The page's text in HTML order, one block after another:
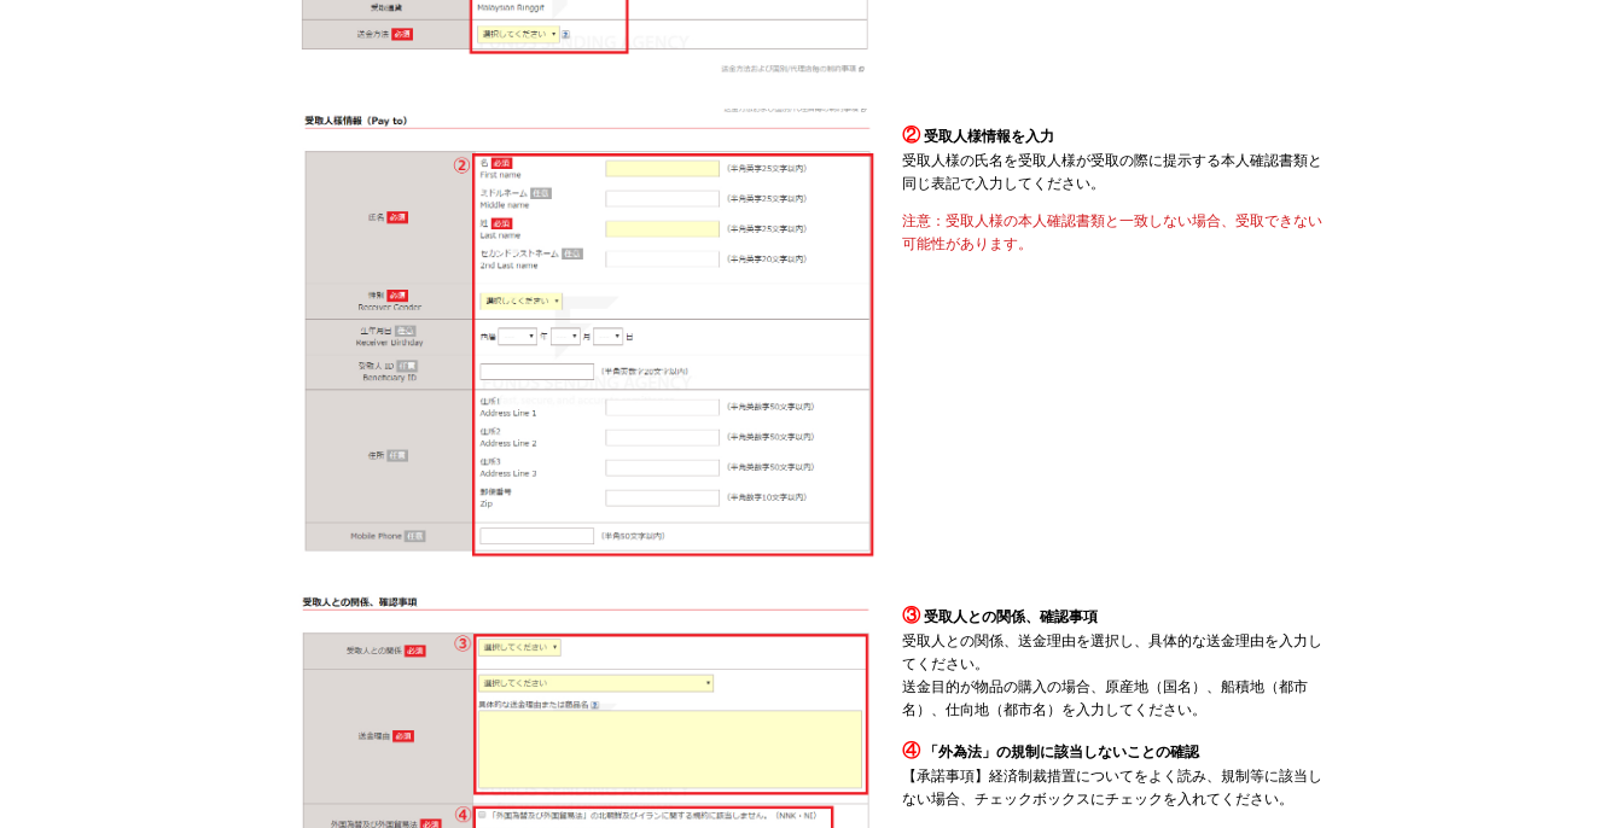
② 受取人様情報を入力
受取人様の氏名を受取人様が受取の際に提示する本人確認書類と
同じ表記で入力してください。
注意：受取人様の本人確認書類と一致しない場合、受取できない
可能性があります。
③ 受取人との関係、確認事項
受取人との関係、送金理由を選択し、具体的な送金理由を入力し
てください。
送金目的が物品の購入の場合、原産地（国名）、船積地（都市
名）、仕向地（都市名）を入力してください。
④
「外為法」の規制に該当しないことの確認
【承諾事項】経済制裁措置についてをよく読み、規制等に該当し
ない場合、チェックボックスにチェックを入れてください。